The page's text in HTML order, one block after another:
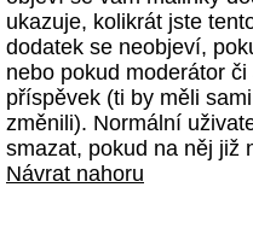
ukazuje, kolikrát jste
dodatek se neobjeví,
nebo pokud moderátor
příspěvek (ti by měli
změnili). Normální
smazat, pokud na něj již
Návrat nahoru